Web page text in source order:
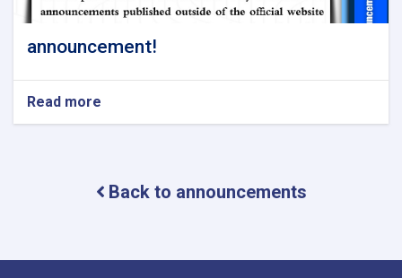
announcement!
Read more
Back to announcements